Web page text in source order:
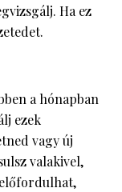
Ha ez
a hónapban
ezek
vagy új
valakivel,